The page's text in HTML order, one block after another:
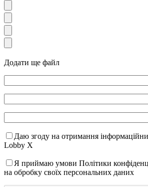
Додати ще файл
Даю згоду на отримання
Lobby X
Я приймаю умови Політики
на обробку своїх персональних даних